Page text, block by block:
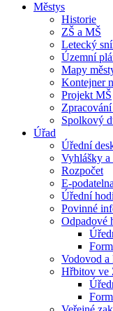
Městys
Historie
ZŠ a MŠ
Letecký
Územní
Mapy
Kontejner
Projekt MŠ
Spolkový
Úřad
Úřední
Vyhlášky a
Rozpočet
E-podatelna
Úřední
Povinné
Odpadové
Vodovod a
Hřbitov ve